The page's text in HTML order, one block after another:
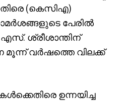
(കെസിഎ)
പേരിൽ
ശ്രീശാന്തിന്
മൂന്ന് വർഷത്തെ വിലക്ക്
ഉന്നയിച്ച